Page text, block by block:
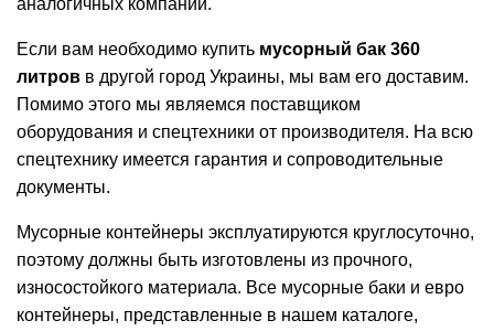
Если вам необходимо купить мусорный бак 360
литров в другой город Украины, мы вам его доставим.
Помимо этого мы являемся поставщиком
оборудования и спецтехники от производителя. На всю
спецтехнику имеется гарантия и сопроводительные
документы.
Мусорные контейнеры эксплуатируются круглосуточно,
поэтому должны быть изготовлены из прочного,
износостойкого материала. Все мусорные баки и евро
контейнеры, представленные в нашем каталоге,